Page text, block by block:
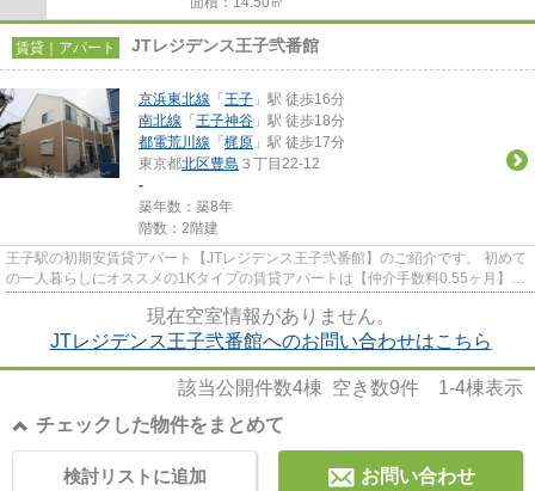
賃貸｜アパート JTレジデンス王子弐番館
京浜東北線 「 王子 」駅 徒歩16分
南北線 「 王子神谷 」駅 徒歩18分
都電荒川線 「 梶原 」駅 徒歩17分
東京都北区豊島 ３丁目22-12
-
築年数：築8年
階数：2階建
王子駅の初期安賃貸アパート【JTレジデンス王子弐番館】のご紹介です。 初めて
の一人暮らしにオススメの1Kタイプの賃貸アパートは【仲介手数料0.55ヶ月】で
現在空室情報がありません。
JTレジデンス王子弐番館へのお問い合わせはこちら
該当公開件数4棟 空き数9件 1-4棟表示
チェックした物件をまとめて
お問い合わせ
検討リストに追加